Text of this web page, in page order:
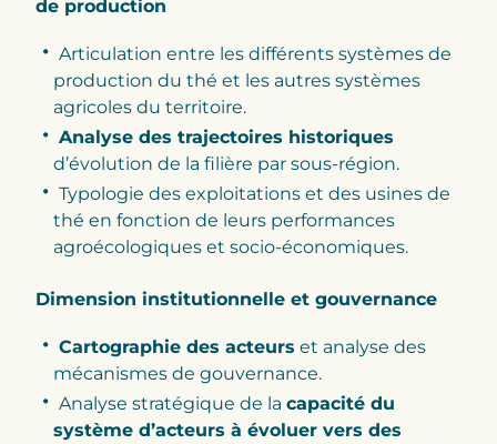
de production
Articulation entre les différents systèmes de
production du thé et les autres systèmes
agricoles du territoire.
Analyse des trajectoires historiques
d’évolution de la filière par sous-région.
Typologie des exploitations et des usines de
thé en fonction de leurs performances
agroécologiques et socio-économiques.
Dimension institutionnelle et gouvernance
Cartographie des acteurs et analyse des
mécanismes de gouvernance.
Analyse stratégique de la capacité du
système d’acteurs à évoluer vers des